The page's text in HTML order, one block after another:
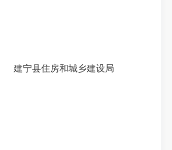
建宁县住房和城乡建设局